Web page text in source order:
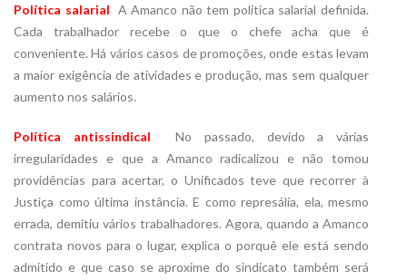
Política salarial  A Amanco não tem política salarial definida.
Cada trabalhador recebe o que o chefe acha que é
conveniente. Há vários casos de promoções, onde estas levam
a maior exigência de atividades e produção, mas sem qualquer
aumento nos salários.
Política antissindical
 No passado, devido a várias
irregularidades e que a Amanco radicalizou e não tomou
providências para acertar, o Unificados teve que recorrer à
Justiça como última instância. E como represália, ela, mesmo
errada, demitiu vários trabalhadores. Agora, quando a Amanco
contrata novos para o lugar, explica o porquê ele está sendo
admitido e que caso se aproxime do sindicato também será